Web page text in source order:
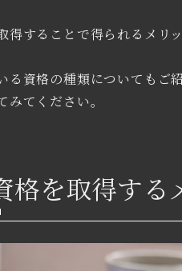
得することで得られるメリ
る資格の種類についてもご
てください。
格を取得する